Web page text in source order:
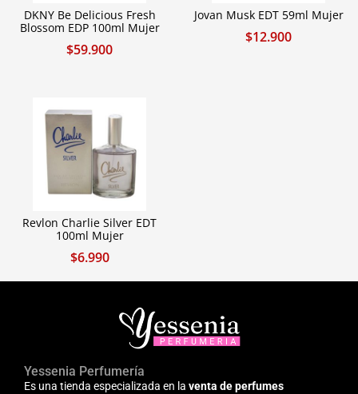
DKNY Be Delicious Fresh
Blossom EDP 100ml Mujer
$59.900
Jovan Musk EDT 59ml Mujer
$12.900
Revlon Charlie Silver EDT
100ml Mujer
$6.990
Yessenia Perfumería
Es una tienda especializada en la venta de perfumes